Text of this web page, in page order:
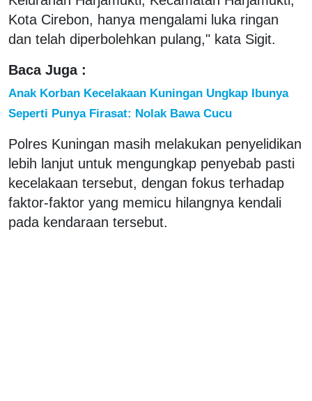
Kota Cirebon, hanya mengalami luka ringan
dan telah diperbolehkan pulang," kata Sigit.
Baca Juga :
Anak Korban Kecelakaan Kuningan Ungkap Ibunya
Seperti Punya Firasat: Nolak Bawa Cucu
Polres Kuningan masih melakukan penyelidikan
lebih lanjut untuk mengungkap penyebab pasti
kecelakaan tersebut, dengan fokus terhadap
faktor-faktor yang memicu hilangnya kendali
pada kendaraan tersebut.